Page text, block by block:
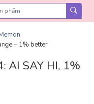
– 1% better
AI SAY HI, 1%